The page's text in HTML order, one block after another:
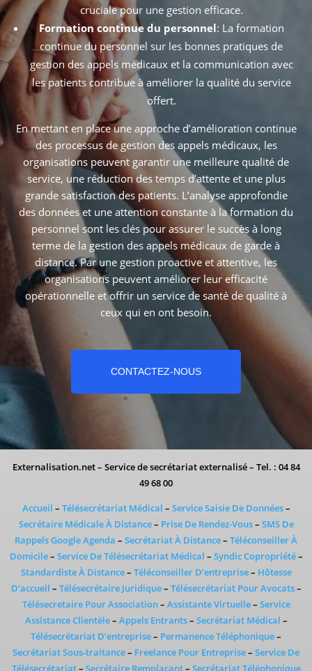
cruciale pour une gestion efficace.
Formation continue du personnel: La formation
continue du personnel sur les bonnes pratiques de
gestion des appels médicaux et la communication avec
les patients contribue à améliorer la qualité du service
offert.
En mettant en place une approche d’amélioration continue
des processus de gestion des appels médicaux, les
organisations peuvent garantir une meilleure qualité de
service, une réduction des temps d’attente et une plus
grande satisfaction des patients. L’analyse approfondie
des données et une attention constante à la formation du
personnel sont les clés pour assurer le succès à long
terme de la gestion des appels médicaux de garde à
distance. Par une gestion proactive et attentive, les
organisations peuvent améliorer leur efficacité
opérationnelle et offrir un service de santé de qualité à
ceux qui en ont besoin.
CONTACTEZ-NOUS
Externalisation.net – Service de secrétariat externalisé – Tel. : 04 84
49 68 00
Accueil – Télésecrétariat Médical – Service Saisie De Données–
Secrétaire Médicale À Distance– Prise De Rendez-Vous– SMS De
Rappels Google Agenda – Secrétariat À Distance– Téléconseiller À
Domicile– Service De Télésecrétariat Médical – Syndic Copropriété–
Standardiste À Distance– Téléconseiller D’entreprise– Hôtesse
D’accueil – Télésecrétaire Juridique– Télésecrétariat Pour Avocats–
Télésecretaire Pour Association– Assistante Virtuelle– Service
Assistance Clientèle– Appels Entrants– Secrétariat Médical –
Télésecrétariat D’entreprise– Permanence Téléphonique–
Secrétariat Sous-traitance– Freelance Pour Entreprise– Service De
Télésecrétariat– Secrétaire Remplaçant– Secrétariat Téléphonique